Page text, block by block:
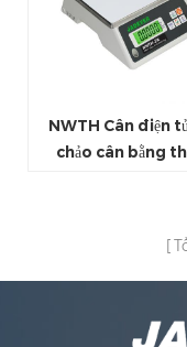
NWTH Cân điện
chảo cân bằng